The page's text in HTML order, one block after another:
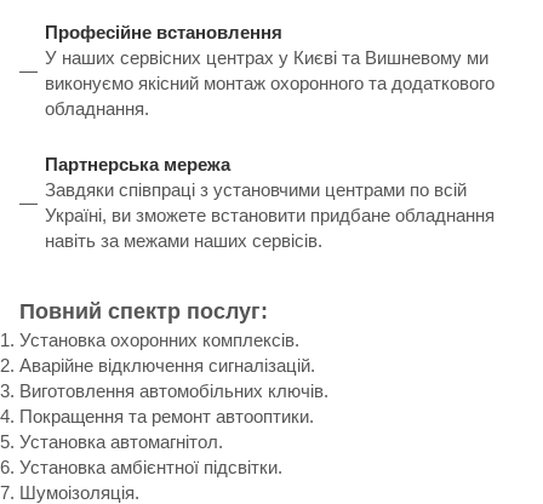
Професійне встановлення
У наших сервісних центрах у Києві та Вишневому ми
виконуємо якісний монтаж охоронного та додаткового
обладнання.
Партнерська мережа
Завдяки співпраці з установчими центрами по всій
Україні, ви зможете встановити придбане обладнання
навіть за межами наших сервісів.
Повний спектр послуг:
Установка охоронних комплексів.
Аварійне відключення сигналізацій.
Виготовлення автомобільних ключів.
Покращення та ремонт автооптики.
Установка автомагнітол.
Установка амбієнтної підсвітки.
Шумоізоляція.